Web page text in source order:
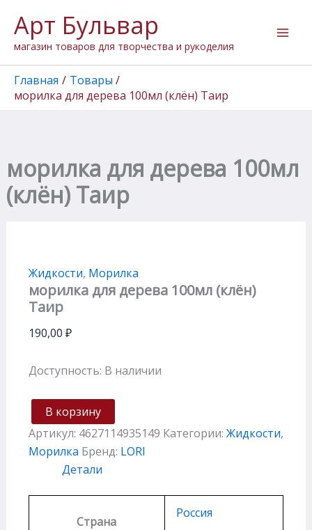
содержимому
Арт Бульвар
магазин товаров для творчества и рукоделия
Главная
Товары
морилка для дерева 100мл (клён) Таир
морилка для дерева 100мл
(клён) Таир
Жидкости, Морилка
морилка для дерева 100мл (клён)
Таир
190,00 ₽
Доступность: В наличии
товара
морилка
для
дерева
100мл
Таир
В корзину
Артикул: 4627114935149 Категории: Жидкости,
Морилка Бренд: LORI
Детали
Страна
Россия